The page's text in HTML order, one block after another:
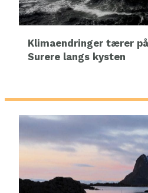
Klimaendringer tærer
Surere langs kysten